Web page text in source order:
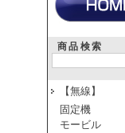
商品検索
【無線】
固定機
モービル